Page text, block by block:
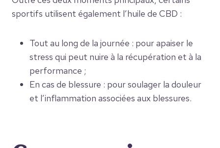
sportifs utilisent également l’huile de CBD :
Tout au long de la journée : pour apaiser le
stress qui peut nuire à la récupération et à la
performance ;
En cas de blessure : pour soulager la douleur
et l’inflammation associées aux blessures.